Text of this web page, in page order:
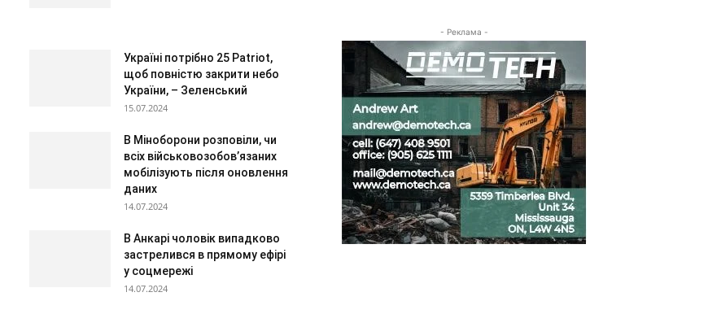
Україні потрібно 25 Patriot,
щоб повністю закрити небо
України, – Зеленський
15.07.2024
В Міноборони розповіли, чи
всіх військовозобов’язаних
мобілізують після оновлення
даних
14.07.2024
В Анкарі чоловік випадково
застрелився в прямому ефірі
у соцмережі
14.07.2024
- Реклама -